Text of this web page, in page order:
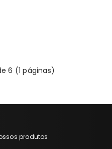
6 (1 páginas)
produtos